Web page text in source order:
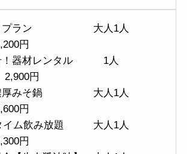
トプラン 大人1人
円
！器材レンタル 1人
円
濃厚みそ鍋 大人1人
円
イム飲み放題 大人1人
円